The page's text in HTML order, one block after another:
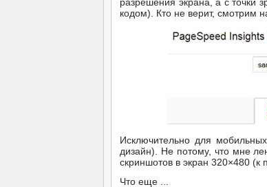
кодом). Кто не верит, смотрим
Исключительно для
дизайн). Не потому, что мне
скриншотов в экран 320×480 (к
Что еще ...